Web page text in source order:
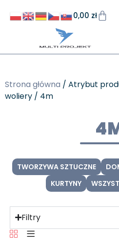
0,00 zł
Strona główna / Atrybut
woliery / 4m
TWORZYWA SZTUCZNE
KURTYNY
Filtry